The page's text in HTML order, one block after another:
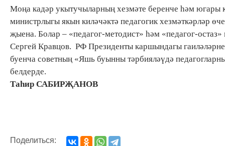
Моңа кадәр укытучыларның хезмәте беренче һәм югары
министрлыгы якын киләчәктә педагогик хезмәткәрләр
җыена. Болар – «педагог-методист» һәм «педагог-
Сергей Кравцов. РФ Президенты каршындагы
буенча советның «Яшь буынны тәрбияләүдә
белдерде.
Таһир САБИРҖАНОВ
Поделиться: